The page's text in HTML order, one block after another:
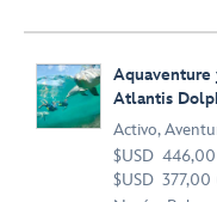
Aquaventure
Atlantis
Activo,
$USD
$USD 377,00